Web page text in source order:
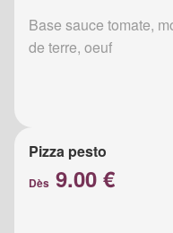
Base sauce tomate,
de terre, oeuf
Pizza pesto
Dès 9.00 €